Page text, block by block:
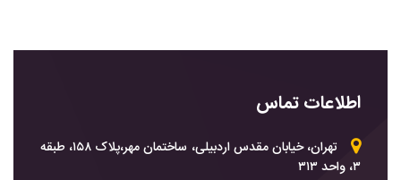
اطلاعات تماس
تهران، خیابان مقدس اردبیلی، ساختمان مهر،پلاک ۱۵۸، طبقه
۳، واحد ۳۱۳